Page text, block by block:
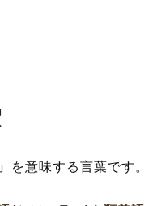
を意味する言葉です。